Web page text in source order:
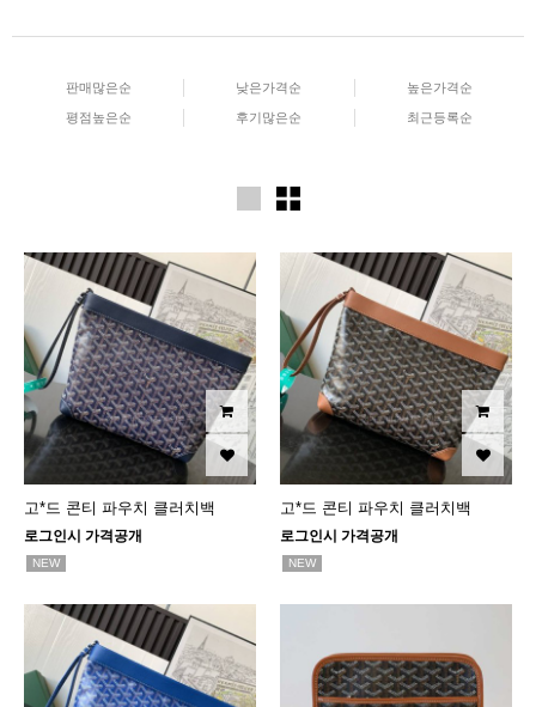
판매많은순 낮은가격순 높은가격순
평점높은순 후기많은순 최근등록순
고*드 콘티 파우치 클러치백
로그인시 가격공개
NEW
고*드 콘티 파우치 클러치백
로그인시 가격공개
NEW